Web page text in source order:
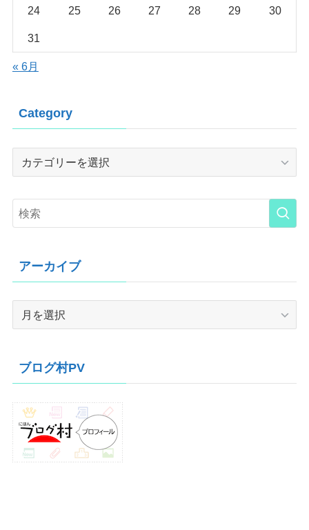
24 25 26 27 28 29 30
31
« 6月
Category
Category
アーカイブ
ブ
ブログ村PV